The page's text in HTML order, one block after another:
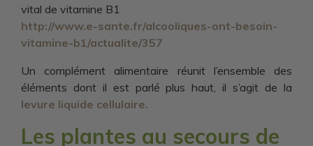
vital de vitamine B1
http://www.e-sante.fr/alcooliques-ont-besoin-
vitamine-b1/actualite/357
Un complément alimentaire réunit l’ensemble des
éléments dont il est parlé plus haut, il s’agit de la
levure liquide cellulaire.
Les plantes au secours de